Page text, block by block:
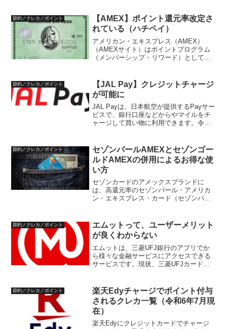
崩壊の影響で倒産し、一部国有化されま
した。...
節約／クレカ／ポイント
【AMEX】ポイント還元率改定さ
れている（ハチペイ）
アメリカン・エキスプレス（AMEX）
（AMEXサイト）はポイントプログラム
（メンバーシップ・リワード）として提
算されます。しかし、中には公共料金や
税金、電子マネーチ...
節約／クレカ／ポイント
【JAL Pay】クレジットチャージ
が可能に
JAL Payは、日本航空が提供するPayサー
ビスで、銀行口座などからやマイルをチ
ャージして買い物に利用できます。令和6
るJAL PayとANA Payの利用環境をま...
節約／クレカ／ポイント
セゾンパールAMEXとセゾンゴー
ルドAMEXの併用によるお得な使
い方
セゾンカードのアメックスブランドに
は、高還元率のセゾンパール・アメリカ
ン・エキスプレス・カード（セゾンパー
されるので、セゾンゴールド・アメリカ
ン・エキスプレス・カ...
節約／クレカ／ポイント
エムットって、ユーザーメリット
が良くわからない
エムットは、三菱UFJ銀行のアプリでか
ら様々な金融サービスにアクセスできる
サービスです。現状、三菱UFJカード、
行に対応しています。しかし...
節約／クレカ／ポイント
楽天Edyチャージでポイント付与
されるクレカ一覧（令和6年7月現
在）
楽天Edyにクレジットカードでチャージ